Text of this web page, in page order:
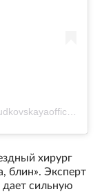
A post shared by Yana Rudkovskaya (@rudkovskayaofficial)
хирург
блин». Эксперт
дает сильную